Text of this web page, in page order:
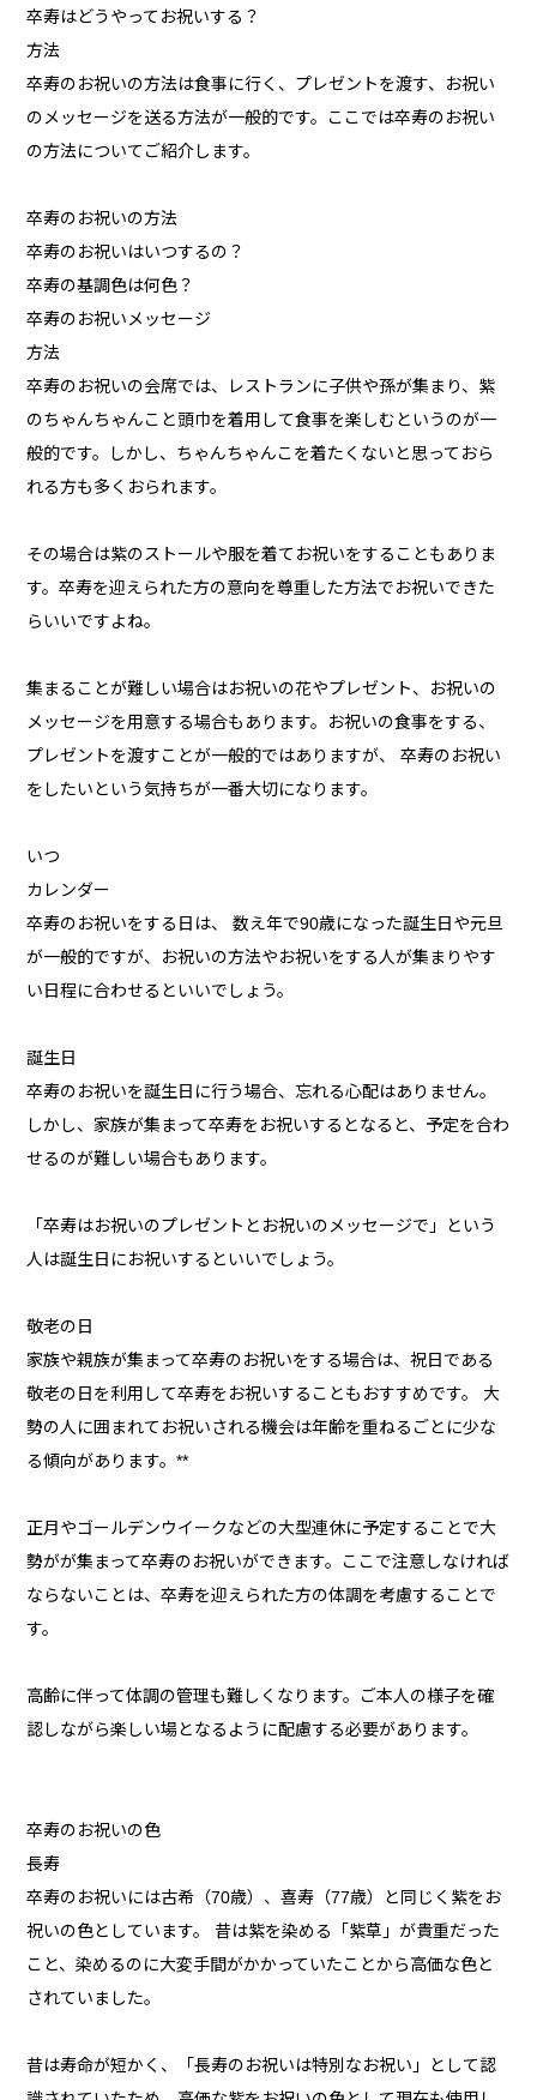
卒寿はどうやってお祝いする？
方法
卒寿のお祝いの方法は食事に行く、プレゼントを渡す、お祝い
のメッセージを送る方法が一般的です。ここでは卒寿のお祝い
の方法についてご紹介します。
卒寿のお祝いの方法
卒寿のお祝いはいつするの？
卒寿の基調色は何色？
卒寿のお祝いメッセージ
方法
卒寿のお祝いの会席では、レストランに子供や孫が集まり、紫
のちゃんちゃんこと頭巾を着用して食事を楽しむというのが一
般的です。しかし、ちゃんちゃんこを着たくないと思っておら
れる方も多くおられます。
その場合は紫のストールや服を着てお祝いをすることもありま
す。卒寿を迎えられた方の意向を尊重した方法でお祝いできた
らいいですよね。
集まることが難しい場合はお祝いの花やプレゼント、お祝いの
メッセージを用意する場合もあります。お祝いの食事をする、
プレゼントを渡すことが一般的ではありますが、 卒寿のお祝い
をしたいという気持ちが一番大切になります。
いつ
カレンダー
卒寿のお祝いをする日は、 数え年で90歳になった誕生日や元旦
が一般的ですが、お祝いの方法やお祝いをする人が集まりやす
い日程に合わせるといいでしょう。
誕生日
卒寿のお祝いを誕生日に行う場合、忘れる心配はありません。
しかし、家族が集まって卒寿をお祝いするとなると、予定を合わ
せるのが難しい場合もあります。
「卒寿はお祝いのプレゼントとお祝いのメッセージで」という
人は誕生日にお祝いするといいでしょう。
敬老の日
家族や親族が集まって卒寿のお祝いをする場合は、祝日である
敬老の日を利用して卒寿をお祝いすることもおすすめです。 大
勢の人に囲まれてお祝いされる機会は年齢を重ねるごとに少な
る傾向があります。**
正月やゴールデンウイークなどの大型連休に予定することで大
勢がが集まって卒寿のお祝いができます。ここで注意しなければ
ならないことは、卒寿を迎えられた方の体調を考慮することで
す。
高齢に伴って体調の管理も難しくなります。ご本人の様子を確
認しながら楽しい場となるように配慮する必要があります。
卒寿のお祝いの色
長寿
卒寿のお祝いには古希（70歳）、喜寿（77歳）と同じく紫をお
祝いの色としています。 昔は紫を染める「紫草」が貴重だった
こと、染めるのに大変手間がかかっていたことから高価な色と
されていました。
昔は寿命が短かく、「長寿のお祝いは特別なお祝い」として認